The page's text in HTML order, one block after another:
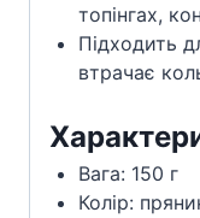
топінгах,
Підходить
втрачає
Вага: 150 г
Колір: